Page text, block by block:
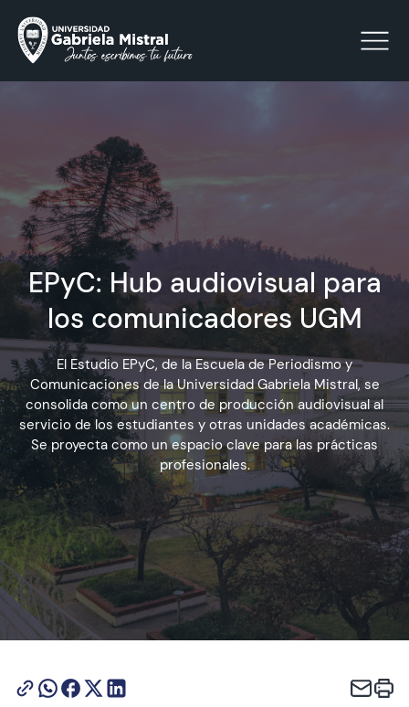
La Universidad
Facultades y Escuelas
Vinculación con el Medio
Investigación
Acreditación
Admisión
Dirección de Desarrollo Estudiantil
Becas y Beneficios
Estudiantes
Alumni
EPyC: Hub audiovisual para
los comunicadores UGM
El Estudio EPyC, de la Escuela de Periodismo y
Comunicaciones de la Universidad Gabriela Mistral, se
consolida como un centro de producción audiovisual al
servicio de los estudiantes y otras unidades académicas.
Se proyecta como un espacio clave para las prácticas
profesionales.